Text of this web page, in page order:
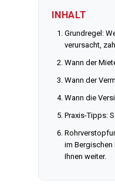
INHALT
Grundregel:
verursacht,
Wann der
Wann der
Wann die
Praxis-Tipps:
im Bergischen
Ihnen weiter.